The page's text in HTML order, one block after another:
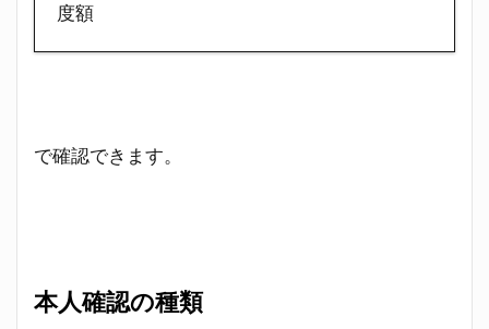
度額
で確認できます。
本人確認の種類